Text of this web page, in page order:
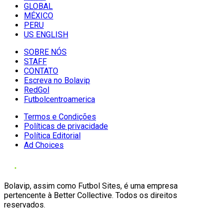
GLOBAL
MÉXICO
PERU
US ENGLISH
SOBRE NÓS
STAFF
CONTATO
Escreva no Bolavip
RedGol
Futbolcentroamerica
Termos e Condições
Políticas de privacidade
Política Editorial
Ad Choices
Bolavip, assim como Futbol Sites, é uma empresa
pertencente à Better Collective. Todos os direitos
reservados.